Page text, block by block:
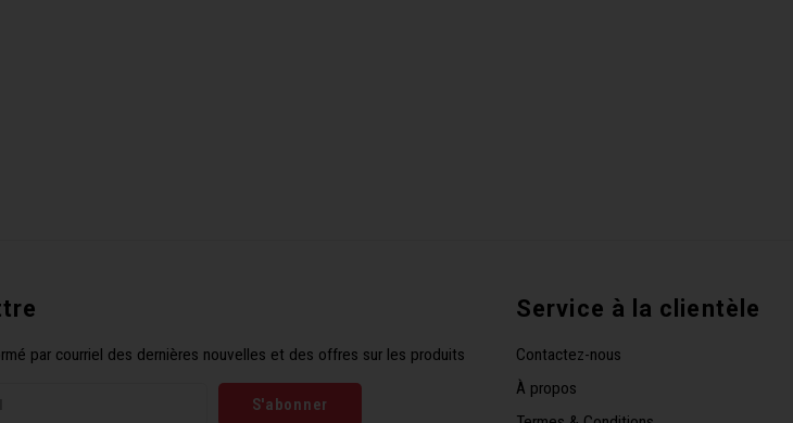
par courriel des dernières nouvelles et des offres sur les produits
S'abonner
Service à la clientèle
Contactez-nous
À propos